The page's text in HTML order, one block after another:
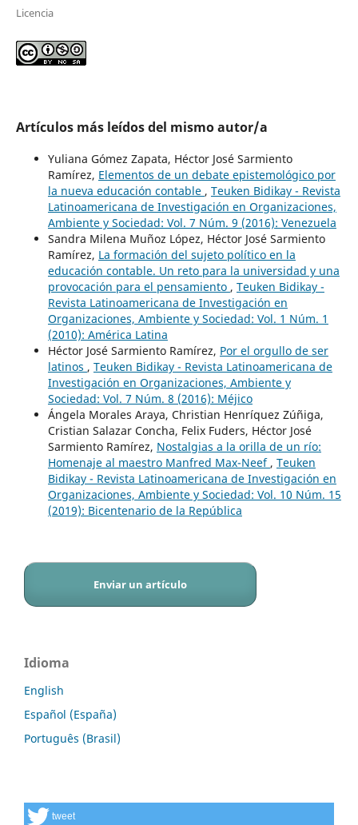
Licencia
Artículos más leídos del mismo autor/a
Yuliana Gómez Zapata, Héctor José Sarmiento
Ramírez, Elementos de un debate epistemológico por
la nueva educación contable , Teuken Bidikay - Revista
Latinoamericana de Investigación en Organizaciones,
Ambiente y Sociedad: Vol. 7 Núm. 9 (2016): Venezuela
Sandra Milena Muñoz López, Héctor José Sarmiento
Ramírez, La formación del sujeto político en la
educación contable. Un reto para la universidad y una
provocación para el pensamiento , Teuken Bidikay -
Revista Latinoamericana de Investigación en
Organizaciones, Ambiente y Sociedad: Vol. 1 Núm. 1
(2010): América Latina
Héctor José Sarmiento Ramírez, Por el orgullo de ser
latinos , Teuken Bidikay - Revista Latinoamericana de
Investigación en Organizaciones, Ambiente y
Sociedad: Vol. 7 Núm. 8 (2016): Méjico
Ángela Morales Araya, Christian Henríquez Zúñiga,
Cristian Salazar Concha, Felix Fuders, Héctor José
Sarmiento Ramírez, Nostalgias a la orilla de un río:
Homenaje al maestro Manfred Max-Neef , Teuken
Bidikay - Revista Latinoamericana de Investigación en
Organizaciones, Ambiente y Sociedad: Vol. 10 Núm. 15
(2019): Bicentenario de la República
Enviar un artículo
Idioma
English
Español (España)
Português (Brasil)
tweet